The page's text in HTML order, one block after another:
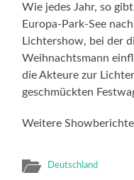
Wie jedes Jahr, so
Europa-Park-See
Lichtershow, bei der
Weihnachtsmann
die Akteure zur
geschmückten
Weitere
Deutschland